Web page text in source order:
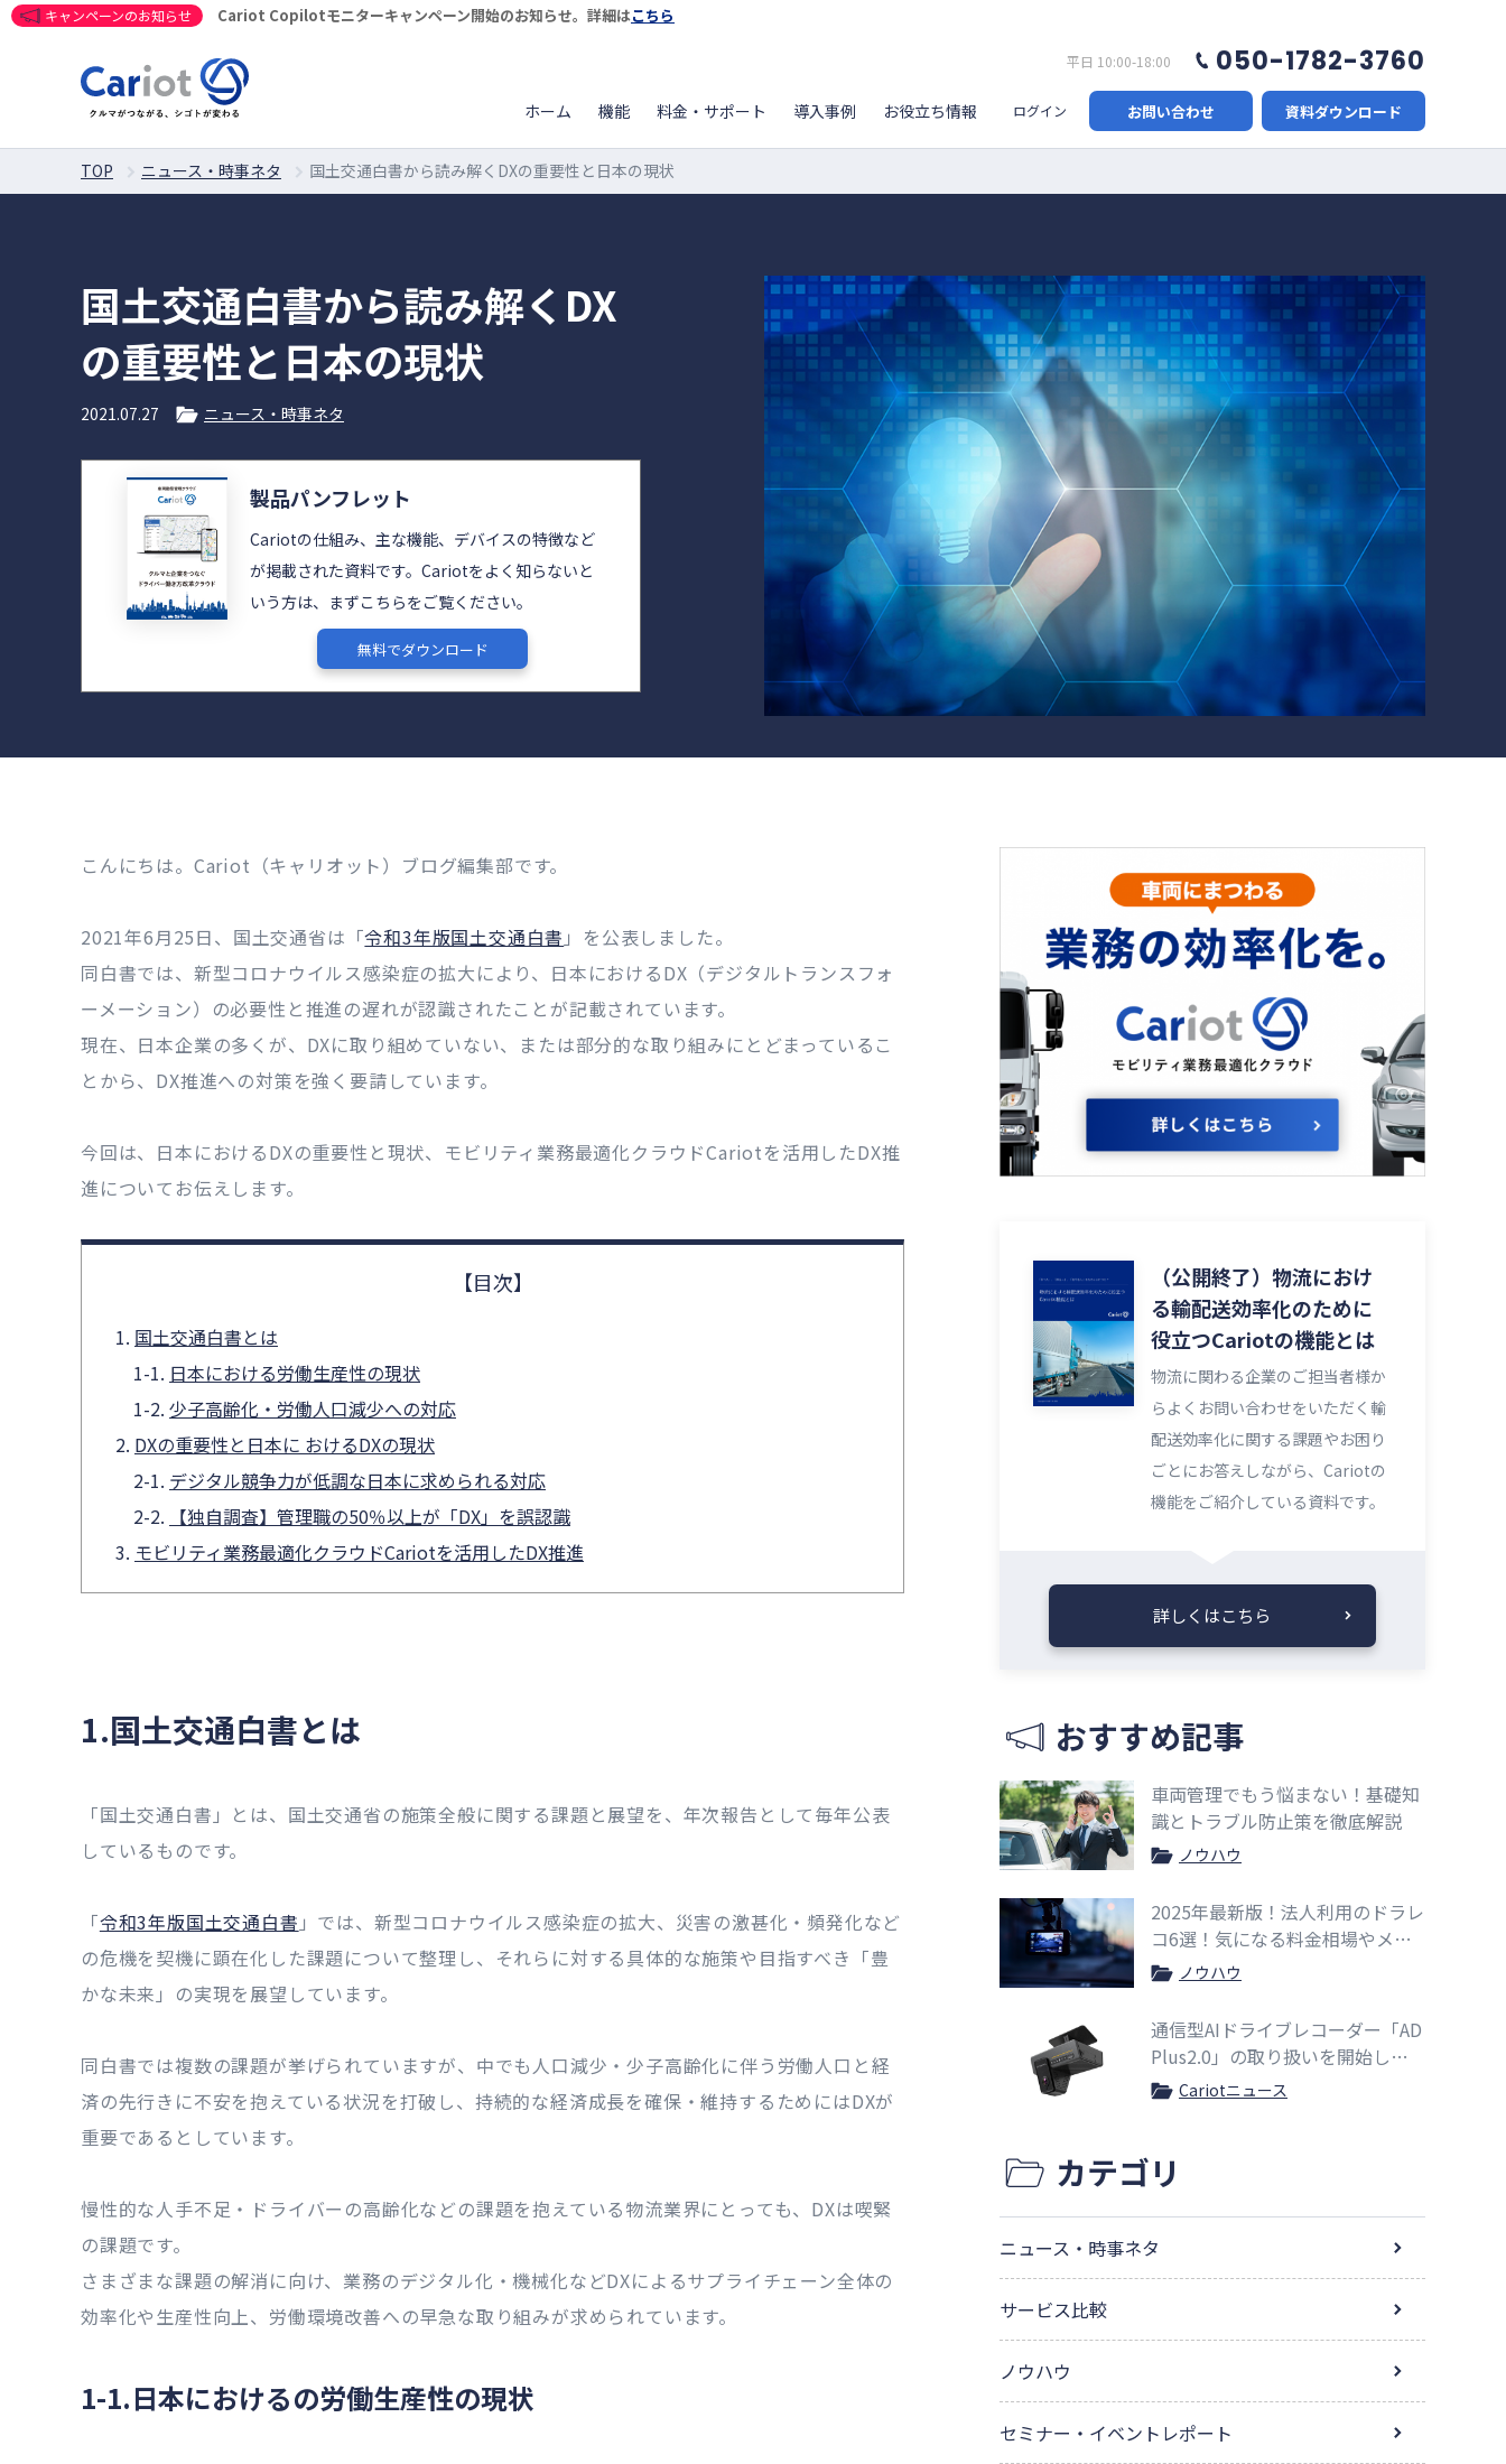
キャンペーンのお知らせ Cariot Copilotモニターキャンペーン開始のお知らせ。詳細はこちら
ホーム 機能 料金・サポート 導入事例 お役立ち情報
平日 10:00-18:00 050-1782-3760
ログイン お問い合わせ 資料ダウンロード
TOP ニュース・時事ネタ 国土交通白書から読み解くDXの重要性と日本の現状
国土交通白書から読み解くDX
の重要性と日本の現状
2021.07.27 ニュース・時事ネタ
製品パンフレット
Cariotの仕組み、主な機能、デバイスの特徴など
が掲載された資料です。Cariotをよく知らないと
いう方は、まずこちらをご覧ください。
無料でダウンロード
こんにちは。Cariot（キャリオット）ブログ編集部です。
2021年6月25日、国土交通省は「令和3年版国土交通白書 」を公表しました。
同白書では、新型コロナウイルス感染症の拡大により、日本におけるDX（デジタルトランスフォ
ーメーション）の必要性と推進の遅れが認識されたことが記載されています。
現在、日本企業の多くが、DXに取り組めていない、または部分的な取り組みにとどまっているこ
とから、DX推進への対策を強く要請しています。
今回は、日本におけるDXの重要性と現状、モビリティ業務最適化クラウドCariotを活用したDX推
進についてお伝えします。
国土交通白書とは
日本における労働生産性の現状
少子高齢化・労働人口減少への対応
DXの重要性と日本に おけるDXの現状
デジタル競争力が低調な日本に求められる対応
【独自調査】管理職の50％以上が「DX」を誤認識
モビリティ業務最適化クラウドCariotを活用したDX推進
1.国土交通白書とは
「国土交通白書」とは、国土交通省の施策全般に関する課題と展望を、年次報告として毎年公表
しているものです。
「令和3年版国土交通白書 」では、新型コロナウイルス感染症の拡大、災害の激甚化・頻発化など
の危機を契機に顕在化した課題について整理し、それらに対する具体的な施策や目指すべき「豊
かな未来」の実現を展望しています。
同白書では複数の課題が挙げられていますが、中でも人口減少・少子高齢化に伴う労働人口と経
済の先行きに不安を抱えている状況を打破し、持続的な経済成長を確保・維持するためにはDXが
重要であるとしています。
慢性的な人手不足・ドライバーの高齢化などの課題を抱えている物流業界にとっても、DXは喫緊
の課題です。
さまざまな課題の解消に向け、業務のデジタル化・機械化などDXによるサプライチェーン全体の
効率化や生産性向上、労働環境改善への早急な取り組みが求められています。
1-1.日本におけるの労働生産性の現状
（公開終了）物流におけ
る輸配送効率化のために
役立つCariotの機能とは
物流に関わる企業のご担当者様か
らよくお問い合わせをいただく輸
配送効率化に関する課題やお困り
ごとにお答えしながら、Cariotの
機能をご紹介している資料です。
詳しくはこちら
おすすめ記事
車両管理でもう悩まない！基礎知
識とトラブル防止策を徹底解説
ノウハウ
2025年最新版！法人利用のドラレ
コ6選！気になる料金相場やメリ
ットも紹介
ノウハウ
通信型AIドライブレコーダー「AD
Plus2.0」の取り扱いを開始しま
したCariotニュース
カテゴリ
ニュース・時事ネタ
サービス比較
ノウハウ
セミナー・イベントレポート